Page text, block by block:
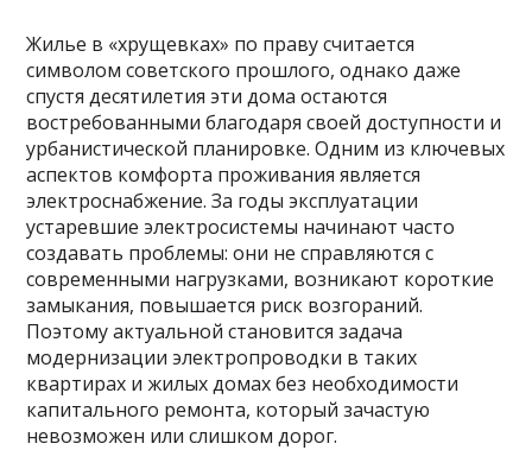
Жилье в «хрущевках» по праву считается
символом советского прошлого, однако даже
спустя десятилетия эти дома остаются
востребованными благодаря своей доступности и
урбанистической планировке. Одним из ключевых
аспектов комфорта проживания является
электроснабжение. За годы эксплуатации
устаревшие электросистемы начинают часто
создавать проблемы: они не справляются с
современными нагрузками, возникают короткие
замыкания, повышается риск возгораний.
Поэтому актуальной становится задача
модернизации электропроводки в таких
квартирах и жилых домах без необходимости
капитального ремонта, который зачастую
невозможен или слишком дорог.